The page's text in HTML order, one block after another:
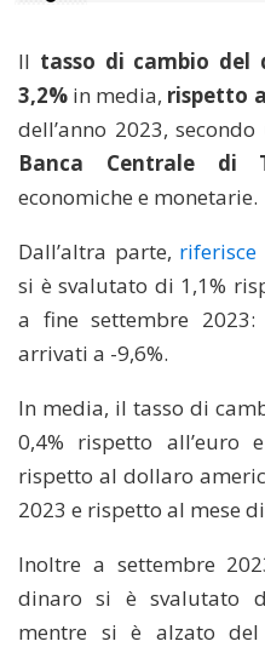
Il tasso di cambio del
3,2% in media, rispetto
dell’anno 2023,
Banca Centrale di
economiche e monetarie.
Dall’altra parte, riferisce
si è svalutato di 1,1%
a fine settembre
arrivati a -9,6%.
In media, il tasso di
0,4% rispetto all’euro
rispetto al dollaro
2023 e rispetto al mese
Inoltre a settembre
dinaro si è svalutato
mentre si è alzato